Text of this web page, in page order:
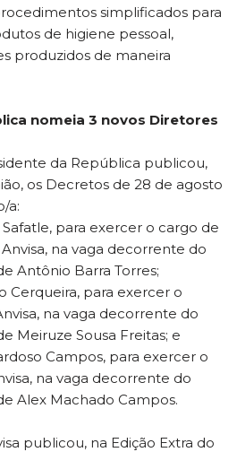
simplificados para
de higiene pessoal,
produzidos de maneira
nomeia 3 novos Diretores
da República publicou,
os Decretos de 28 de agosto
a:
para exercer o cargo de
na vaga decorrente do
Antônio Barra Torres;
Cerqueira, para exercer o
na vaga decorrente do
Meiruze Sousa Freitas; e
Campos, para exercer o
na vaga decorrente do
Alex Machado Campos.
publicou, na Edição Extra do